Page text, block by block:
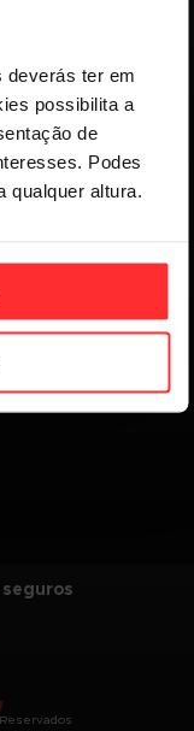
deverás ter em
possibilita a
de
Podes
qualquer altura.
Não
seguros